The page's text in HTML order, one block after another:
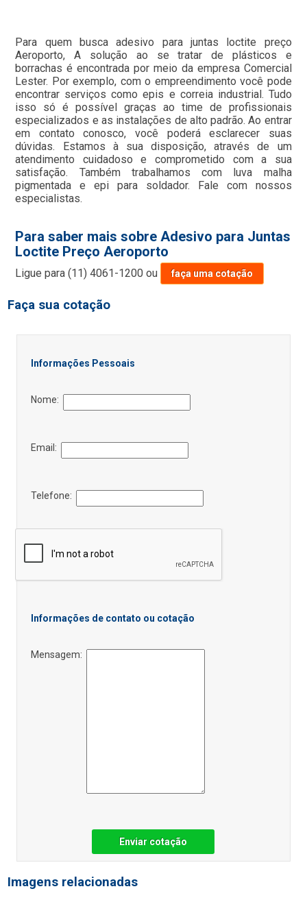
Para quem busca adesivo para juntas loctite preço
Aeroporto, A solução ao se tratar de plásticos e
borrachas é encontrada por meio da empresa Comercial
Lester. Por exemplo, com o empreendimento você pode
encontrar serviços como epis e correia industrial. Tudo
isso só é possível graças ao time de profissionais
especializados e as instalações de alto padrão. Ao entrar
em contato conosco, você poderá esclarecer suas
dúvidas. Estamos à sua disposição, através de um
atendimento cuidadoso e comprometido com a sua
satisfação. Também trabalhamos com luva malha
pigmentada e epi para soldador. Fale com nossos
especialistas.
Para saber mais sobre Adesivo para Juntas
Loctite Preço Aeroporto
Ligue para(11) 4061-1200 ou faça uma cotação
Faça sua cotação
Informações Pessoais
Nome:
Email:
Telefone:
Informações de contato ou cotação
Mensagem:
Enviar cotação
Imagens relacionadas